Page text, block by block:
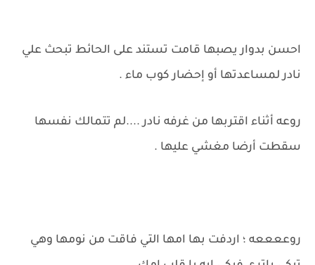
احسن بدوار يصبها قامت تستند على الحائط تبحث علي
نادر لمساعدتها أو إحضار كوب ماء .
روعه أثناء اقتربها من غرفه نادر ....لم تتمالك نفسها
سقطت أرضا مغشي عليها .
روععععه ؛ اردفت بها امها التي فاقت من نومها وهي